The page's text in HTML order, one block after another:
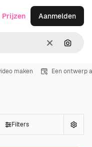
Wissen
Prijzen Aanmelden
maken Een ontwerp
Filters